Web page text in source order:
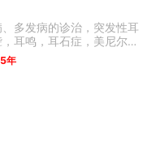
多发病的诊治，突发性耳
耳鸣，耳石症，美尼尔氏
中耳畸形的听力重建和整
，咽鼓管的解剖学研究，
年